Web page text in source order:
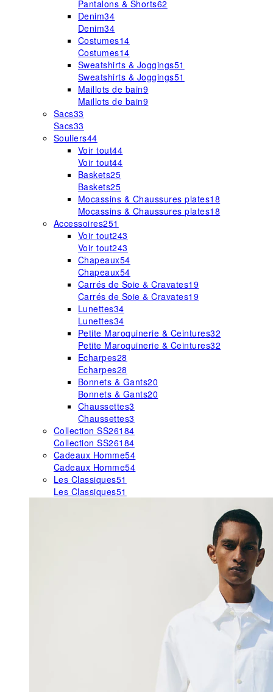
Pantalons & Shorts62
Denim34
Denim34
Costumes14
Costumes14
Sweatshirts & Joggings51
Sweatshirts & Joggings51
Maillots de bain9
Maillots de bain9
Sacs33
Sacs33
Souliers44
Voir tout44
Voir tout44
Baskets25
Baskets25
Mocassins & Chaussures plates18
Mocassins & Chaussures plates18
Accessoires251
Voir tout243
Voir tout243
Chapeaux54
Chapeaux54
Carrés de Soie & Cravates19
Carrés de Soie & Cravates19
Lunettes34
Lunettes34
Petite Maroquinerie & Ceintures32
Petite Maroquinerie & Ceintures32
Echarpes28
Echarpes28
Bonnets & Gants20
Bonnets & Gants20
Chaussettes3
Chaussettes3
Collection SS26184
Collection SS26184
Cadeaux Homme54
Cadeaux Homme54
Les Classiques51
Les Classiques51